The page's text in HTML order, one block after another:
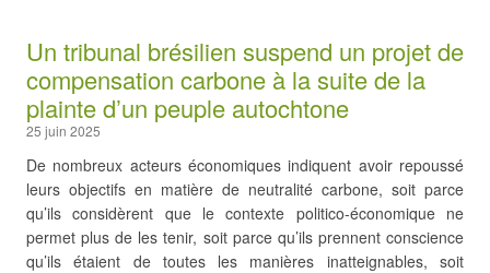
Un tribunal brésilien suspend un projet de
compensation carbone à la suite de la
plainte d’un peuple autochtone
25 juin 2025
De nombreux acteurs économiques indiquent avoir repoussé
leurs objectifs en matière de neutralité carbone, soit parce
qu’ils considèrent que le contexte politico-économique ne
permet plus de les tenir, soit parce qu’ils prennent conscience
qu’ils étaient de toutes les manières inatteignables, soit